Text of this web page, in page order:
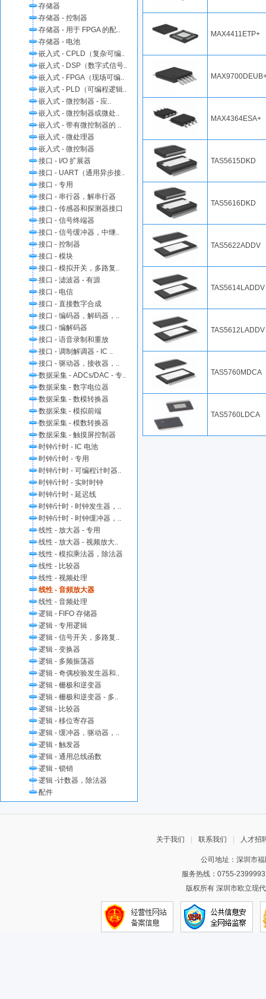
存储器
存储器 - 控制器
存储器 - 用于 FPGA 的配..
存储器 - 电池
嵌入式 - CPLD（复杂可编..
嵌入式 - DSP（数字式信号..
嵌入式 - FPGA（现场可编..
嵌入式 - PLD（可编程逻辑..
嵌入式 - 微控制器 - 应..
嵌入式 - 微控制器或微处..
嵌入式 - 带有微控制器的 ..
嵌入式 - 微处理器
嵌入式 - 微控制器
接口 - I/O 扩展器
接口 - UART（通用异步接..
接口 - 专用
接口 - 串行器，解串行器
接口 - 传感器和探测器接口
接口 - 信号终端器
接口 - 信号缓冲器，中继..
接口 - 控制器
接口 - 模块
接口 - 模拟开关，多路复..
接口 - 滤波器 - 有源
接口 - 电信
接口 - 直接数字合成
接口 - 编码器，解码器，..
接口 - 编解码器
接口 - 语音录制和重放
接口 - 调制解调器 - IC ..
接口 - 驱动器，接收器，..
数据采集 - ADCs/DAC - 专..
数据采集 - 数字电位器
数据采集 - 数模转换器
数据采集 - 模拟前端
数据采集 - 模数转换器
数据采集 - 触摸屏控制器
时钟/计时 - IC 电池
时钟/计时 - 专用
时钟/计时 - 可编程计时器..
时钟/计时 - 实时时钟
时钟/计时 - 延迟线
时钟/计时 - 时钟发生器，..
时钟/计时 - 时钟缓冲器，..
线性 - 放大器 - 专用
线性 - 放大器 - 视频放大..
线性 - 模拟乘法器，除法器
线性 - 比较器
线性 - 视频处理
线性 - 音頻放大器
线性 - 音频处理
逻辑 - FIFO 存储器
逻辑 - 专用逻辑
逻辑 - 信号开关，多路复..
逻辑 - 变换器
逻辑 - 多频振荡器
逻辑 - 奇偶校验发生器和..
逻辑 - 栅极和逆变器
逻辑 - 栅极和逆变器 - 多..
逻辑 - 比较器
逻辑 - 移位寄存器
逻辑 - 缓冲器，驱动器，..
逻辑 - 触发器
逻辑 - 通用总线函数
逻辑 - 锁销
逻辑 -计数器，除法器
配件
MAX4411ETP+
MAX4364ESA+
TAS5615DKD
TAS5616DKD
TAS5622ADDV
TAS5614LADDV
TAS5612LADDV
TAS5760MDCA
TAS5760LDCA
关于我们 联系我们 人才招
公司地址：深圳市
服务热线：0755-
版权所有 深圳市欧立